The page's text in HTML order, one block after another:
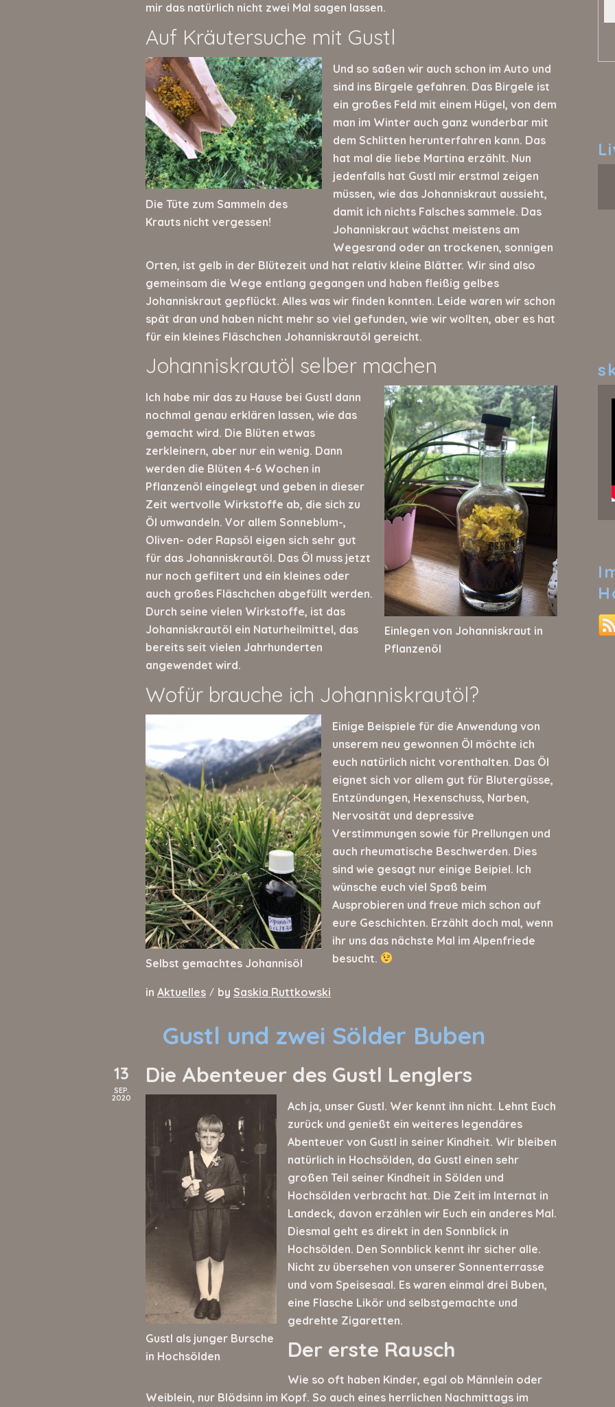
mir das natürlich nicht zwei Mal sagen lassen.
Auf Kräutersuche mit Gustl
Die Tüte zum Sammeln des
Krauts nicht vergessen!
Und so saßen wir auch schon im Auto und
sind ins Birgele gefahren. Das Birgele ist
ein großes Feld mit einem Hügel, von dem
man im Winter auch ganz wunderbar mit
dem Schlitten herunterfahren kann. Das
hat mal die liebe Martina erzählt. Nun
jedenfalls hat Gustl mir erstmal zeigen
müssen, wie das Johanniskraut aussieht,
damit ich nichts Falsches sammele. Das
Johanniskraut wächst meistens am
Wegesrand oder an trockenen, sonnigen
Orten, ist gelb in der Blütezeit und hat relativ kleine Blätter. Wir sind also
gemeinsam die Wege entlang gegangen und haben fleißig gelbes
Johanniskraut gepflückt. Alles was wir finden konnten. Leide waren wir schon
spät dran und haben nicht mehr so viel gefunden, wie wir wollten, aber es hat
für ein kleines Fläschchen Johanniskrautöl gereicht.
Johanniskrautöl selber machen
Einlegen von Johanniskraut in
Pflanzenöl
Ich habe mir das zu Hause bei Gustl dann
nochmal genau erklären lassen, wie das
gemacht wird. Die Blüten etwas
zerkleinern, aber nur ein wenig. Dann
werden die Blüten 4-6 Wochen in
Pflanzenöl eingelegt und geben in dieser
Zeit wertvolle Wirkstoffe ab, die sich zu
Öl umwandeln. Vor allem Sonneblum-,
Oliven- oder Rapsöl eigen sich sehr gut
für das Johanniskrautöl. Das Öl muss jetzt
nur noch gefiltert und ein kleines oder
auch großes Fläschchen abgefüllt werden.
Durch seine vielen Wirkstoffe, ist das
Johanniskrautöl ein Naturheilmittel, das
bereits seit vielen Jahrhunderten
angewendet wird.
Wofür brauche ich Johanniskrautöl?
Selbst gemachtes Johannisöl
Einige Beispiele für die Anwendung von
unserem neu gewonnen Öl möchte ich
euch natürlich nicht vorenthalten. Das Öl
eignet sich vor allem gut für Blutergüsse,
Entzündungen, Hexenschuss, Narben,
Nervosität und depressive
Verstimmungen sowie für Prellungen und
auch rheumatische Beschwerden. Dies
sind wie gesagt nur einige Beipiel. Ich
wünsche euch viel Spaß beim
Ausprobieren und freue mich schon auf
eure Geschichten. Erzählt doch mal, wenn
ihr uns das nächste Mal im Alpenfriede
besucht.
in Aktuelles / by Saskia Ruttkowski
Gustl und zwei Sölder Buben
13
SEP.
2020
Die Abenteuer des Gustl Lenglers
Gustl als junger Bursche
in Hochsölden
Ach ja, unser Gustl. Wer kennt ihn nicht. Lehnt Euch
zurück und genießt ein weiteres legendäres
Abenteuer von Gustl in seiner Kindheit. Wir bleiben
natürlich in Hochsölden, da Gustl einen sehr
großen Teil seiner Kindheit in Sölden und
Hochsölden verbracht hat. Die Zeit im Internat in
Landeck, davon erzählen wir Euch ein anderes Mal.
Diesmal geht es direkt in den Sonnblick in
Hochsölden. Den Sonnblick kennt ihr sicher alle.
Nicht zu übersehen von unserer Sonnenterrasse
und vom Speisesaal. Es waren einmal drei Buben,
eine Flasche Likör und selbstgemachte und
gedrehte Zigaretten.
Der erste Rausch
Wie so oft haben Kinder, egal ob Männlein oder
Weiblein, nur Blödsinn im Kopf. So auch eines herrlichen Nachmittags im